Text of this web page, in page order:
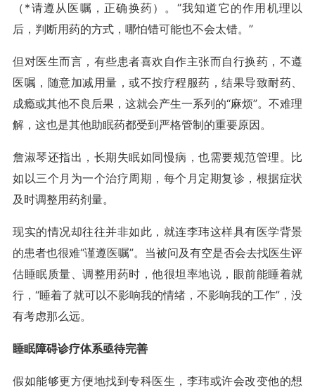
（*请遵从医嘱，正确换药）。“我知道它的作用机理以
后，判断用药的方式，哪怕错可能也不会太错。”
但对医生而言，有些患者喜欢自作主张而自行换药，不遵
医嘱，随意加减用量，或不按疗程服药，结果导致耐药、
成瘾或其他不良后果，这就会产生一系列的“麻烦”。不难理
解，这也是其他助眠药都受到严格管制的重要原因。
詹淑琴还指出，长期失眠如同慢病，也需要规范管理。比
如以三个月为一个治疗周期，每个月定期复诊，根据症状
及时调整用药剂量。
现实的情况却往往并非如此，就连李玮这样具有医学背景
的患者也很难“谨遵医嘱”。当被问及有空是否会去找医生评
估睡眠质量、调整用药时，他很坦率地说，眼前能睡着就
行，“睡着了就可以不影响我的情绪，不影响我的工作”，没
有考虑那么远。
睡眠障碍诊疗体系亟待完善
假如能够更方便地找到专科医生，李玮或许会改变他的想